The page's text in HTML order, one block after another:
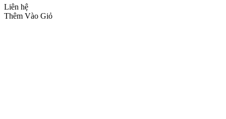
Liên hệ
Thêm Vào Giỏ